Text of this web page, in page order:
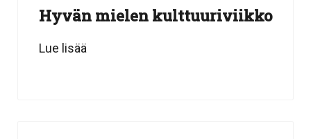
Hyvän mielen kulttuuriviikko
Lue lisää